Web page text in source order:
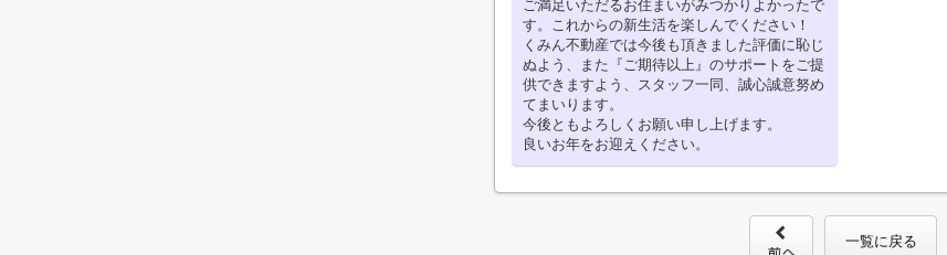
ご満足いただるお住まいがみつかりよかったで
す。これからの新生活を楽しんでください！
くみん不動産では今後も頂きました評価に恥じ
ぬよう、また『ご期待以上』のサポートをご提
供できますよう、スタッフ一同、誠心誠意努め
てまいります。
今後ともよろしくお願い申し上げます。
良いお年をお迎えください。
一覧に戻る